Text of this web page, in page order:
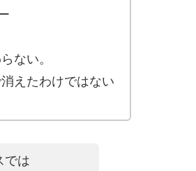
ない。
えたわけではない
では